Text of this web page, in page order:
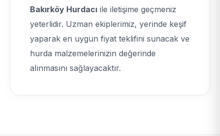
Bakırköy Hurdacı ile iletişime geçmeniz
yeterlidir. Uzman ekiplerimiz, yerinde keşif
yaparak en uygun fiyat teklifini sunacak ve
hurda malzemelerinizin değerinde
alınmasını sağlayacaktır.